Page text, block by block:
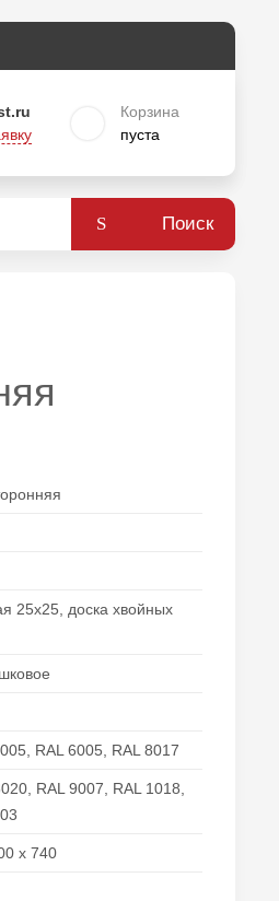
Корзина
пуста
Поиск
25х25, доска хвойных
RAL 6005, RAL 8017
RAL 9007, RAL 1018,
х 740